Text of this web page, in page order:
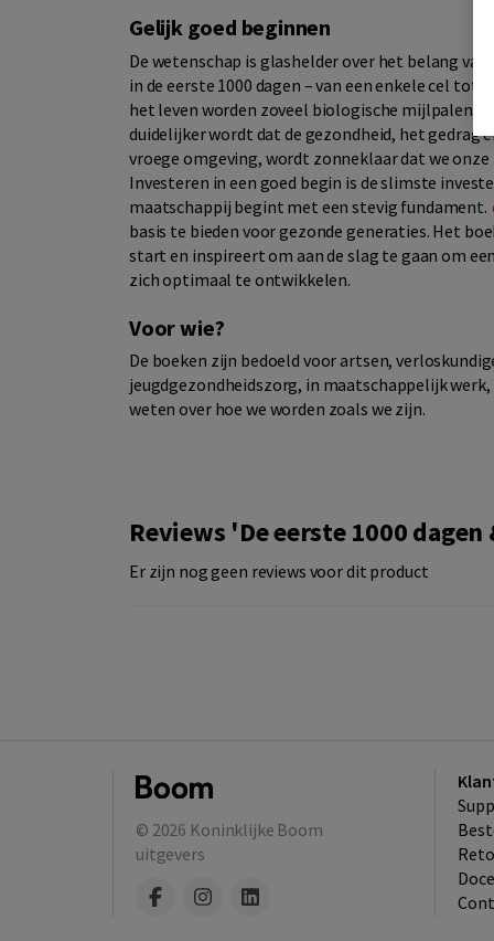
Gelijk goed beginnen
De wetenschap is glashelder over het belang
in de eerste 1000 dagen – van een enkele cel tot
het leven worden zoveel biologische mijlpalen
duidelijker wordt dat de gezondheid, het gedrag
vroege omgeving, wordt zonneklaar dat we
Investeren in een goed begin is de slimste
maatschappij begint met een stevig fundament.
basis te bieden voor gezonde generaties. Het
start en inspireert om aan de slag te gaan om
zich optimaal te ontwikkelen.
Voor wie?
De boeken zijn bedoeld voor artsen,
jeugdgezondheidszorg, in maatschappelijk
weten over hoe we worden zoals we zijn.
Reviews 'De eerste 1000
Er zijn nog geen reviews voor dit product
© 2026 Koninklijke Boom
uitgevers